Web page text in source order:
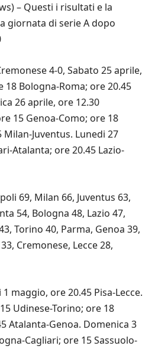
– Questi i risultati e la
giornata di serie A dopo
4-0, Sabato 25 aprile,
18 Bologna-Roma; ore 20.45
26 aprile, ore 12.30
15 Genoa-Como; ore 18
Juventus. Lunedi 27
Atalanta; ore 20.45 Lazio-
69, Milan 66, Juventus 63,
54, Bologna 48, Lazio 47,
Torino 40, Parma, Genoa 39,
Cremonese, Lecce 28,
maggio, ore 20.45 Pisa-Lecce.
Udinese-Torino; ore 18
Atalanta-Genoa. Domenica 3
Cagliari; ore 15 Sassuolo-